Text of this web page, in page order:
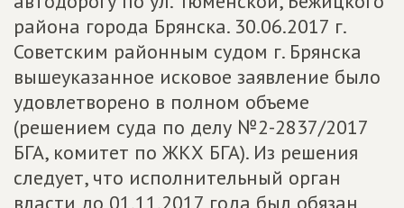
района города Брянска. 30.06.2017 г.
Советским районным судом г. Брянска
вышеуказанное исковое заявление было
удовлетворено в полном объеме
(решением суда по делу №2-2837/2017
БГА, комитет по ЖКХ БГА). Из решения
следует, что исполнительный орган
власти до 01.11.2017 года был обязан